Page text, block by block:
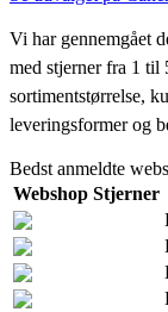
Vi har gennemgået
med stjerner fra 1 til
sortimentstørrelse,
leveringsformer og
Bedst anmeldte
Webshop Stjerner